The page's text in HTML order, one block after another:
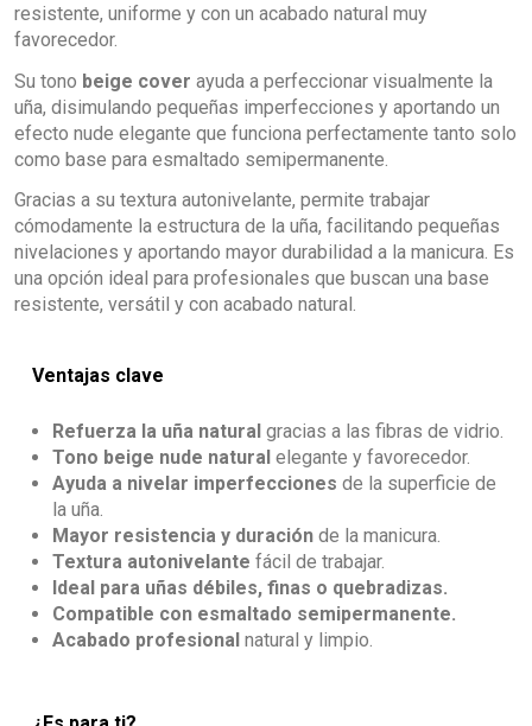
resistente, uniforme y con un acabado natural muy
favorecedor.
Su tono beige cover ayuda a perfeccionar visualmente la
uña, disimulando pequeñas imperfecciones y aportando un
efecto nude elegante que funciona perfectamente tanto solo
como base para esmaltado semipermanente.
Gracias a su textura autonivelante, permite trabajar
cómodamente la estructura de la uña, facilitando pequeñas
nivelaciones y aportando mayor durabilidad a la manicura. Es
una opción ideal para profesionales que buscan una base
resistente, versátil y con acabado natural.
Ventajas clave
Refuerza la uña natural gracias a las fibras de vidrio.
Tono beige nude natural elegante y favorecedor.
Ayuda a nivelar imperfecciones de la superficie de
la uña.
Mayor resistencia y duración de la manicura.
Textura autonivelante fácil de trabajar.
Ideal para uñas débiles, finas o quebradizas.
Compatible con esmaltado semipermanente.
Acabado profesional natural y limpio.